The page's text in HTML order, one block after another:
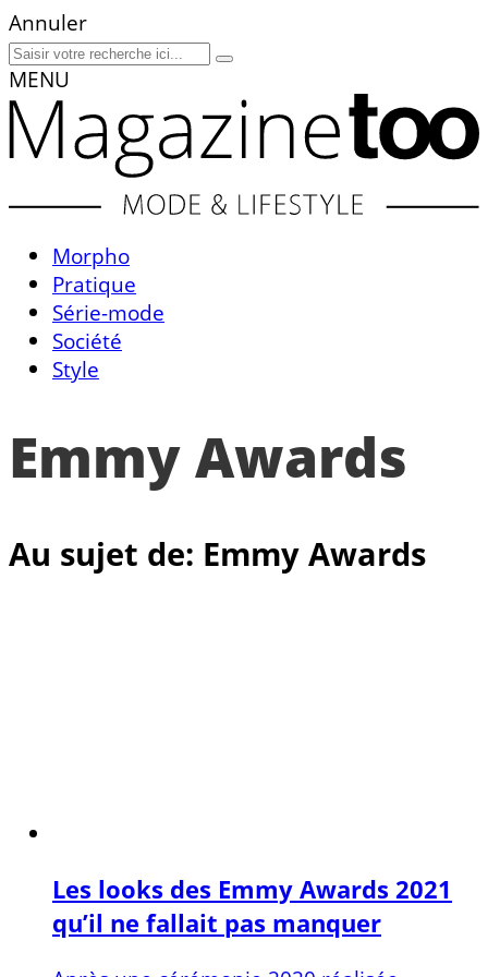
Annuler
MENU
Morpho
Pratique
Série-mode
Société
Style
Emmy Awards
Au sujet de: Emmy Awards
Les looks des Emmy Awards 2021
qu’il ne fallait pas manquer